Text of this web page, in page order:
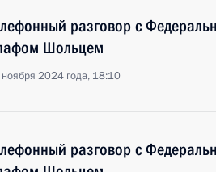
разговор с
Шольцем
2024 года, 18:10
разговор с